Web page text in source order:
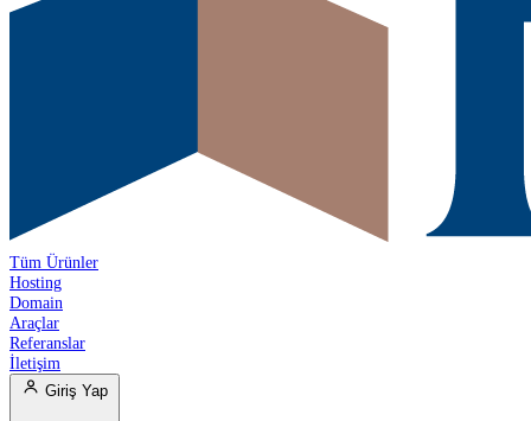
Tüm Ürünler
Hosting
Domain
Araçlar
Referanslar
İletişim
Giriş Yap